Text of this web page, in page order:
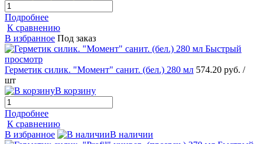
Подробнее
К сравнению
В избранное Под заказ
Быстрый
просмотр
Герметик силик. "Момент" санит. (бел.) 280 мл 574.20 руб. /
шт
В корзину
Подробнее
К сравнению
В избранное
В наличии